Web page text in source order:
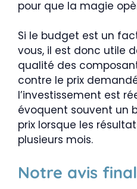
pour que la magie
Si le budget est un
vous, il est donc utile
qualité des
contre le prix
l’investissement est
évoquent souvent un
prix lorsque les
plusieurs mois.
Notre avis